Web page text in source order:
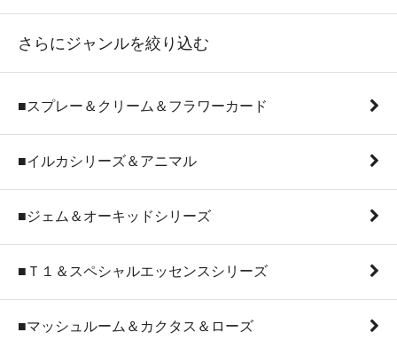
さらにジャンルを絞り込む
■スプレー＆クリーム＆フラワーカード
■イルカシリーズ＆アニマル
■ジェム＆オーキッドシリーズ
■Ｔ１＆スペシャルエッセンスシリーズ
■マッシュルーム＆カクタス＆ローズ